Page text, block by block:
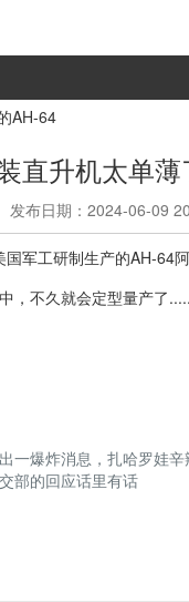
AH-64
直升机太单
发布日期：2024-06-09
军工研制生产的AH-64
，不久就会定型量产了
一爆炸消息，扎哈罗娃辛
部的回应话里有话